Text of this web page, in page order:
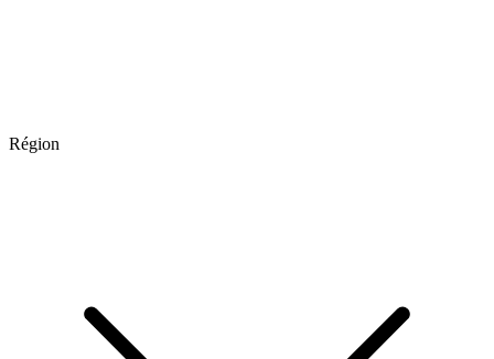
Région